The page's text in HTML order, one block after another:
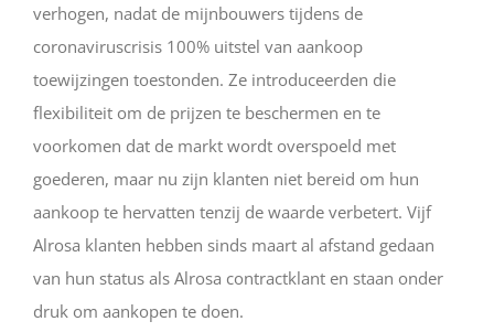
verhogen, nadat de mijnbouwers tijdens de
coronaviruscrisis 100% uitstel van aankoop
toewijzingen toestonden. Ze introduceerden die
flexibiliteit om de prijzen te beschermen en te
voorkomen dat de markt wordt overspoeld met
goederen, maar nu zijn klanten niet bereid om hun
aankoop te hervatten tenzij de waarde verbetert. Vijf
Alrosa klanten hebben sinds maart al afstand gedaan
van hun status als Alrosa contractklant en staan onder
druk om aankopen te doen.